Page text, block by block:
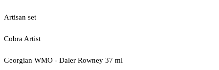
Artisan set
Cobra Artist
Georgian WMO - Daler Rowney 37 ml